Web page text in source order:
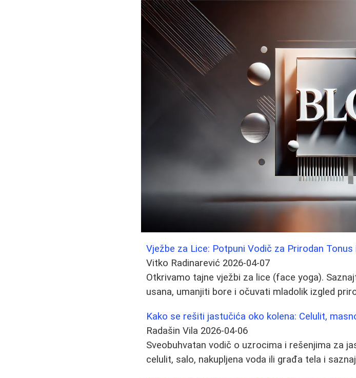
Vježbe za Lice: Potpuni Vodič za Prirodan Tonus
Vitko Radinarević 2026-04-07
Otkrivamo tajne vježbi za lice (face yoga).
usana, umanjiti bore i očuvati mladolik izgled
Kako se rešiti jastučića oko kolena: Celulit,
Radašin Vila 2026-04-06
Sveobuhvatan vodič o uzrocima i rešenjima za
celulit, salo, nakupljena voda ili građa tela i